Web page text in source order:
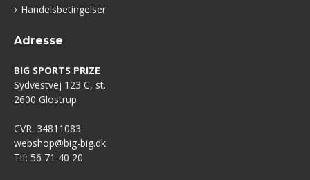
Handelsbetingelser
Adresse
BIG SPORTS PRIZE
Sydvestvej 123 C, st.
2600 Glostrup
CVR: 34811083
webshop@big-big.dk
Tlf: 56 71 40 20